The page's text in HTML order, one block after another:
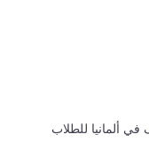
ألمانيا للطلاب